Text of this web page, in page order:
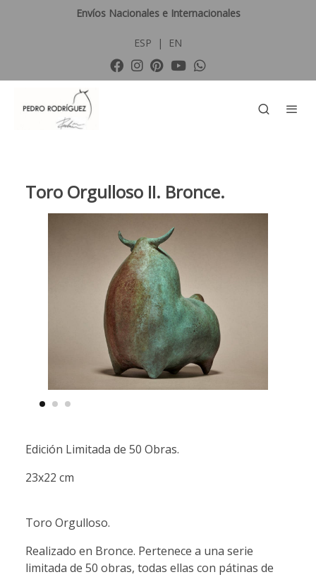
Envíos Nacionales e Internacionales
ESP | EN
Toro Orgulloso II. Bronce.
Edición Limitada de 50 Obras.
23x22 cm
Toro Orgulloso.
Realizado en Bronce. Pertenece a una serie
limitada de 50 obras, todas ellas con pátinas de